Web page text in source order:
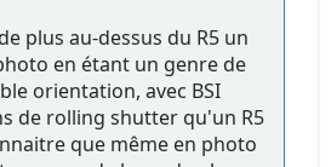
plus au-dessus du R5 un
en étant un genre de
orientation, avec BSI
de rolling shutter qu'un R5
que même en photo